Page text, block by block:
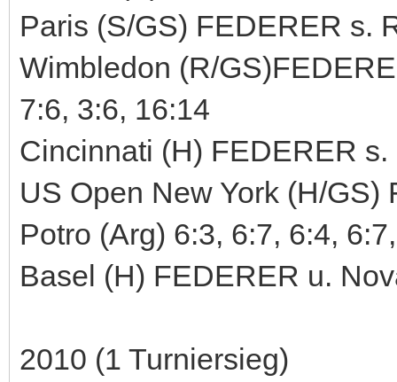
Paris (S/GS) FEDERER s.
Wimbledon (R/
7:6, 3:6, 16:14
Cincinnati (H) FEDERER
US Open New York (H/
Potro (Arg) 6:3, 6:7, 6:4,
Basel (H) FEDERER u.
2010 (1 Turniersieg)